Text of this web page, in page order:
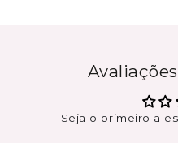
Seja o primeiro a